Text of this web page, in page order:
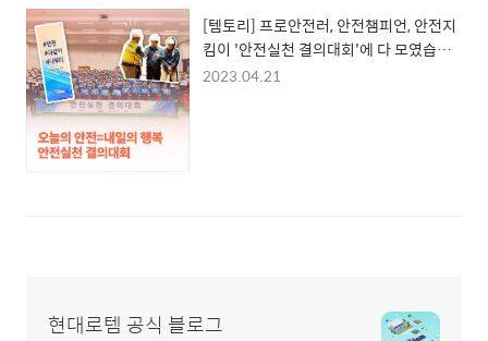
[템토리] 프로안전러, 안전챔피언, 안전지
킴이 '안전실천 결의대회'에 다 모였습니
다!
2023.04.21
현대로템 공식 블로그